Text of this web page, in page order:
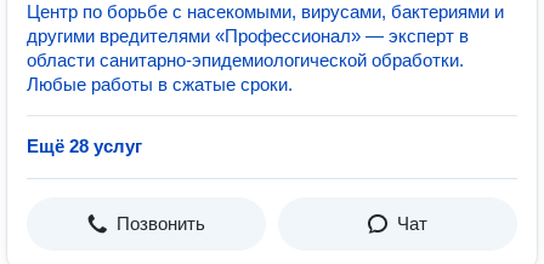
Центр по борьбе с насекомыми, вирусами, бактериями и
другими вредителями «Профессионал» — эксперт в
области санитарно-эпидемиологической обработки.
Любые работы в сжатые сроки.
Ещё 28 услуг
Позвонить Чат